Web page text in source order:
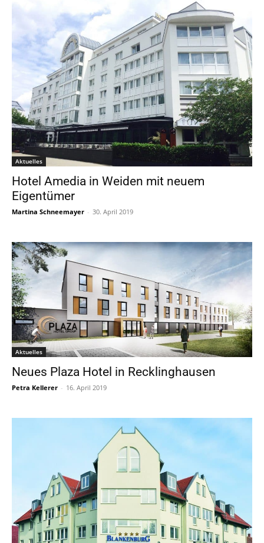
Aktuelles
Hotel Amedia in Weiden mit neuem
Eigentümer
Martina Schneemayer - 30. April 2019
Aktuelles
Neues Plaza Hotel in Recklinghausen
Petra Kellerer - 16. April 2019